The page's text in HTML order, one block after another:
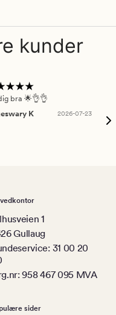
kunder
bra 🌟👌👌
K
2026-07-23
1
Gullaug
31 00 20
958 467 095 MVA
sider